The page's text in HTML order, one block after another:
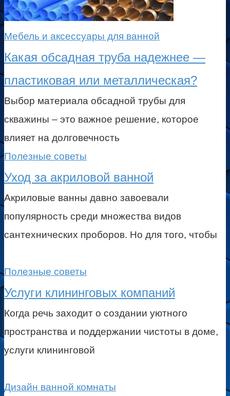
Мебель и аксессуары для ванной
Какая обсадная труба надежнее —
пластиковая или металлическая?
Выбор материала обсадной трубы для
скважины – это важное решение, которое
влияет на долговечность
Полезные советы
Уход за акриловой ванной
Акриловые ванны давно завоевали
популярность среди множества видов
сантехнических проборов. Но для того, чтобы
Полезные советы
Услуги клининговых компаний
Когда речь заходит о создании уютного
пространства и поддержании чистоты в доме,
услуги клининговой
Дизайн ванной комнаты